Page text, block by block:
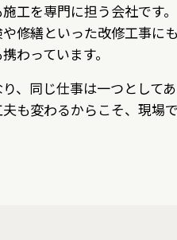
工を専門に担う会社です。
修繕といった改修工事に
わっています。
、同じ仕事は一つとしてあ
も変わるからこそ、現場